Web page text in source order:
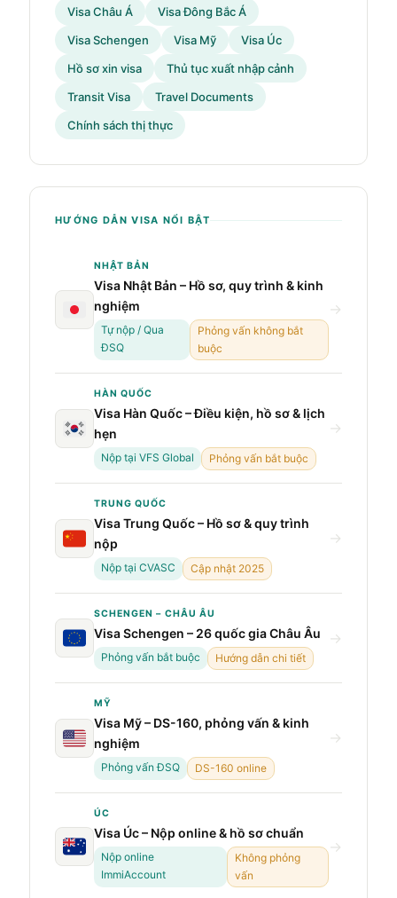
Visa Châu Á
Visa Đông Bắc Á
Visa Schengen
Visa Mỹ
Visa Úc
Hồ sơ xin visa
Thủ tục xuất nhập cảnh
Transit Visa
Travel Documents
Chính sách thị thực
HƯỚNG DẪN VISA NỔI BẬT
NHẬT BẢN
Visa Nhật Bản – Hồ sơ, quy trình & kinh
nghiệm
Tự nộp / Qua
ĐSQ
Phỏng vấn không bắt
buộc
→
HÀN QUỐC
Visa Hàn Quốc – Điều kiện, hồ sơ & lịch
hẹn
Nộp tại VFS Global Phỏng vấn bắt buộc
→
TRUNG QUỐC
Visa Trung Quốc – Hồ sơ & quy trình
nộp
Nộp tại CVASC Cập nhật 2025
→
SCHENGEN – CHÂU ÂU
Visa Schengen – 26 quốc gia Châu Âu
Phỏng vấn bắt buộc Hướng dẫn chi tiết
→
MỸ
Visa Mỹ – DS-160, phỏng vấn & kinh
nghiệm
Phỏng vấn ĐSQ DS-160 online
→
ÚC
Visa Úc – Nộp online & hồ sơ chuẩn
Nộp online
ImmiAccount
Không phỏng
vấn
→